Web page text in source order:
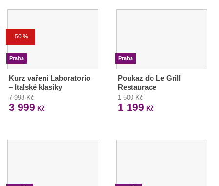
-50 %
Praha
Kurz vaření Laboratorio
– Italské klasiky
7 998 Kč
3 999 Kč
Praha
Poukaz do Le Grill
Restaurace
1 500 Kč
1 199 Kč